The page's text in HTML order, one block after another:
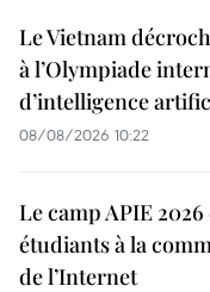
Le Vietnam
à l’Olympiade
d’intelligence
08/08/2026 10:22
Le camp APIE
étudiants à la
de l’Internet